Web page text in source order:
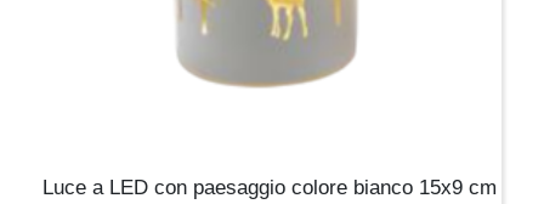
Luce a LED con paesaggio colore bianco 15x9 cm